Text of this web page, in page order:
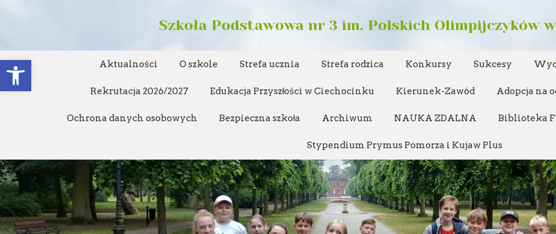
Open toolbar
Szkoła Podstawowa nr 3 im. Polskich Olimpijczyków
Aktualności O szkole Strefa ucznia Strefa rodzica Konkursy Sukcesy
Rekrutacja 2026/2027 Edukacja Przyszłości w Ciechocinku Kierunek-Zawód Adopcja na
Ochrona danych osobowych Bezpieczna szkoła Archiwum NAUKA ZDALNA Biblioteka
Stypendium Prymus Pomorza i Kujaw Plus